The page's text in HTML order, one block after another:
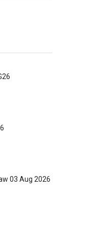
03 Aug 2026